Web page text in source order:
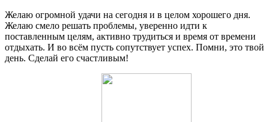
Желаю огромной удачи на сегодня и в целом хорошего дня.
Желаю смело решать проблемы, уверенно идти к
поставленным целям, активно трудиться и время от времени
отдыхать. И во всём пусть сопутствует успех. Помни, это твой
день. Сделай его счастливым!